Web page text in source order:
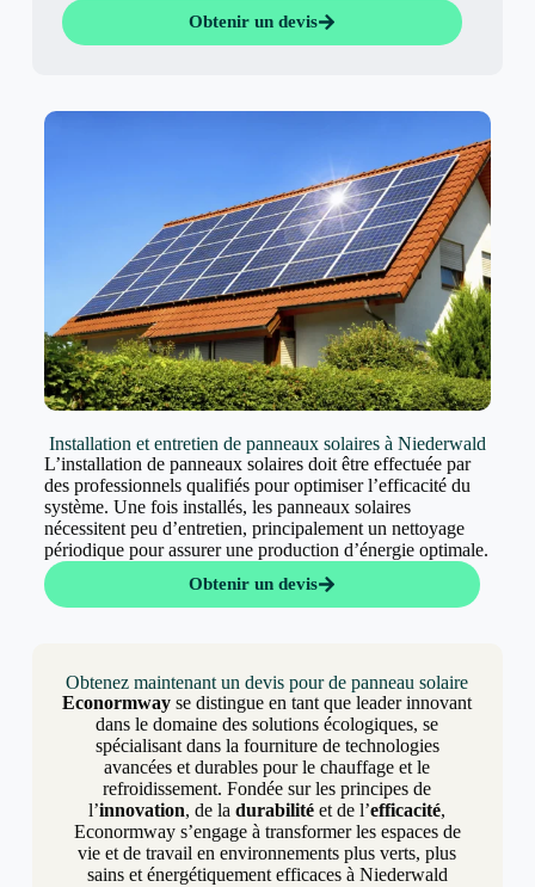
Obtenir un devis
Installation et entretien de panneaux solaires à Niederwald
L’installation de panneaux solaires doit être effectuée par
des professionnels qualifiés pour optimiser l’efficacité du
système. Une fois installés, les panneaux solaires
nécessitent peu d’entretien, principalement un nettoyage
périodique pour assurer une production d’énergie optimale.
Obtenir un devis
Obtenez maintenant un devis pour de panneau solaire
Econormway se distingue en tant que leader innovant
dans le domaine des solutions écologiques, se
spécialisant dans la fourniture de technologies
avancées et durables pour le chauffage et le
refroidissement. Fondée sur les principes de
l’innovation, de ladurabilité et de l’efficacité,
Econormway s’engage à transformer les espaces de
vie et de travail en environnements plus verts, plus
sains et énergétiquement efficaces à Niederwald